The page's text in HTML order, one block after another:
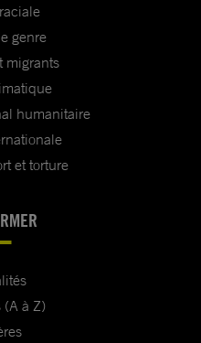
genre
migrants
humanitaire
et torture
(A à Z)